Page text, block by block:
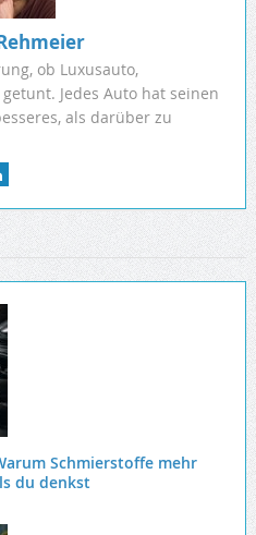
ob Luxusauto,
Jedes Auto hat seinen
als darüber zu
Schmierstoffe mehr
du denkst